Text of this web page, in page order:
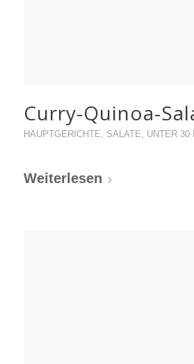
Curry-Quinoa-
HAUPTGERICHTE SALATE UNTER 30
Weiterlesen